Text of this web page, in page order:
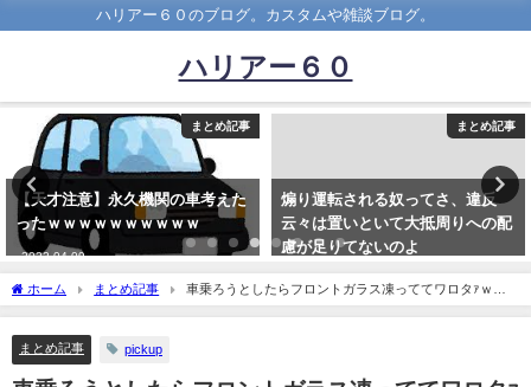
ハリアー６０のブログ。カスタムや雑談ブログ。
ハリアー６０
まとめ記事
【天才注意】永久機関の車考えた
ったｗｗｗｗｗｗｗｗｗｗ
2022-04-09
まとめ記事
煽り運転される奴ってさ、違反
云々は置いといて大抵周りへの配
慮が足りてないのよ
ホーム まとめ記事
車乗ろうとしたらフロントガラス凍っててワロタｧｗｗ
ｗ
まとめ記事 pickup